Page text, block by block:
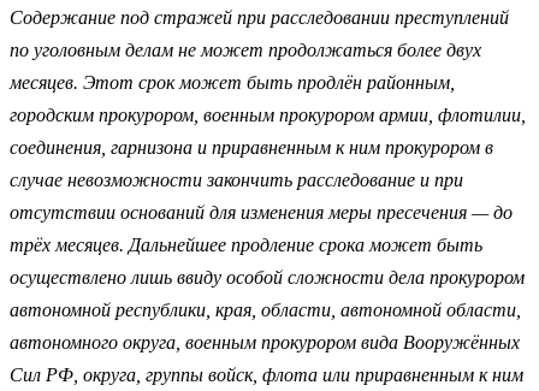
Содержание под стражей при расследовании преступлений
по уголовным делам не может продолжаться более двух
месяцев. Этот срок может быть продлён районным,
городским прокурором, военным прокурором армии, флотилии,
соединения, гарнизона и приравненным к ним прокурором в
случае невозможности закончить расследование и при
отсутствии оснований для изменения меры пресечения — до
трёх месяцев. Дальнейшее продление срока может быть
осуществлено лишь ввиду особой сложности дела прокурором
автономной республики, края, области, автономной области,
автономного округа, военным прокурором вида Вооружённых
Сил РФ, округа, группы войск, флота или приравненным к ним